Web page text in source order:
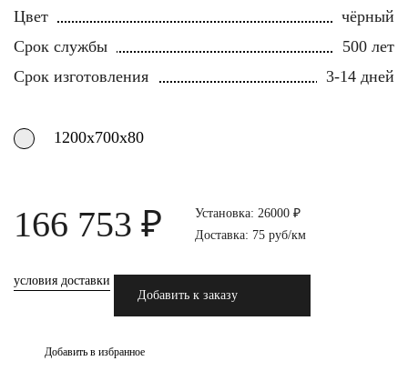
Цвет
чёрный
Срок службы
500 лет
Срок изготовления
3-14 дней
1200х700х80
166 753 ₽
Установка: 26000 ₽
Доставка: 75 руб/км
условия доставки
Добавить к заказу
Добавить в избранное